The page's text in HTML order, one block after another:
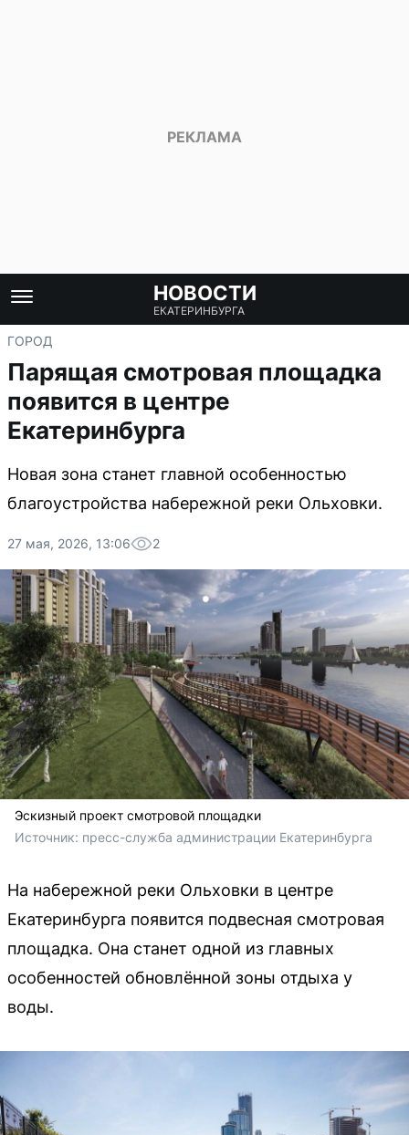
НОВОСТИ
ЕКАТЕРИНБУРГА
ГОРОД
Парящая смотровая площадка
появится в центре
Екатеринбурга
Новая зона станет главной особенностью
благоустройства набережной реки Ольховки.
27 мая, 2026, 13:06 2
Эскизный проект смотровой площадки
Источник: пресс-служба администрации Екатеринбурга
На набережной реки Ольховки в центре
Екатеринбурга появится подвесная смотровая
площадка. Она станет одной из главных
особенностей обновлённой зоны отдыха у
воды.